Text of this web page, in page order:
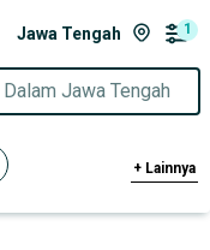
Jawa Tengah 1
Dalam Jawa Tengah
+ Lainnya